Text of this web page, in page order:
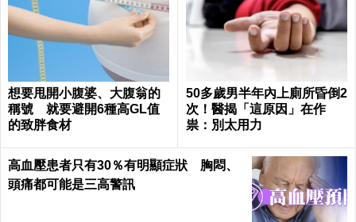
想要甩開小腹婆、大腹翁的
稱號 就要避開6種高GL值
的致胖食材
50多歲男半年內上廁所昏倒2
次！醫揭「這原因」在作
祟：別太用力
高血壓患者只有30％有明顯症狀 胸悶、
頭痛都可能是三高警訊